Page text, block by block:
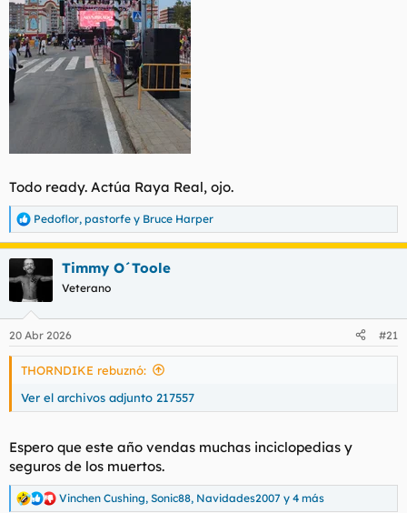
Todo ready. Actúa Raya Real, ojo.
R
e
a
c
e
s
Pedoflor, pastorfe y Bruce Harper
Timmy O´Toole
Veterano
20 Abr 2026 #21
THORNDIKE rebuznó:
Ver el archivos adjunto 217557
Espero que este año vendas muchas inciclopedias y
seguros de los muertos.
R
Vinchen Cushing, Sonic88, Navidades2007 y 4 más